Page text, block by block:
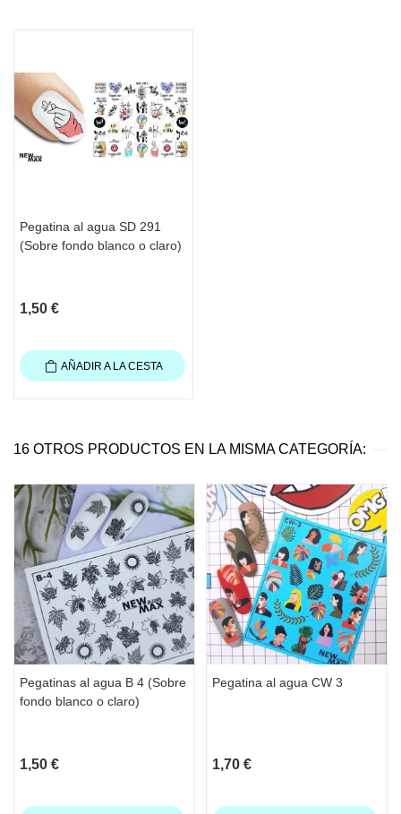
Pegatina al agua SD 291
(Sobre fondo blanco o claro)
1,50 €
AÑADIR A LA CESTA
16 OTROS PRODUCTOS EN LA MISMA CATEGORÍA:
Pegatinas al agua B 4 (Sobre
fondo blanco o claro)
1,50 €
Pegatina al agua CW 3
1,70 €